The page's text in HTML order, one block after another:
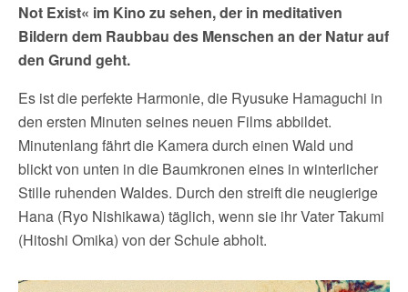
Not Exist« im Kino zu sehen, der in meditativen
Bildern dem Raubbau des Menschen an der Natur auf
den Grund geht.
Es ist die perfekte Harmonie, die Ryusuke Hamaguchi in
den ersten Minuten seines neuen Films abbildet.
Minutenlang fährt die Kamera durch einen Wald und
blickt von unten in die Baumkronen eines in winterlicher
Stille ruhenden Waldes. Durch den streift die neugierige
Hana (Ryo Nishikawa) täglich, wenn sie ihr Vater Takumi
(Hitoshi Omika) von der Schule abholt.